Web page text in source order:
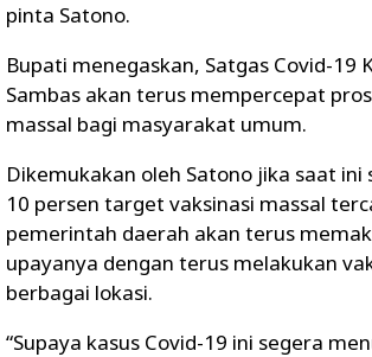
pinta Satono.
Bupati menegaskan, Satgas Covid-19
Sambas akan terus mempercepat
massal bagi masyarakat umum.
Dikemukakan oleh Satono jika saat ini
10 persen target vaksinasi massal
pemerintah daerah akan terus
upayanya dengan terus melakukan
berbagai lokasi.
“Supaya kasus Covid-19 ini segera